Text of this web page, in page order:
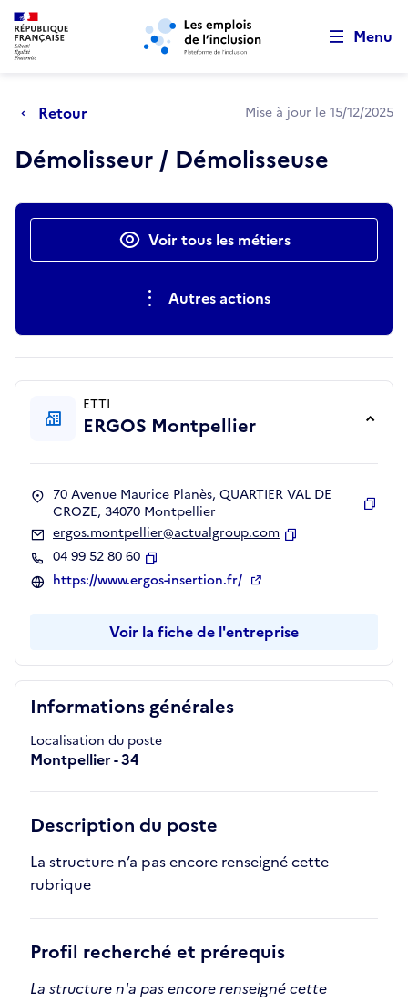
Aller au menu principal Aller au contenu principal
Menu
Retour Mise à jour le 15/12/2025
Démolisseur / Démolisseuse
Actions rapidesVoir tous les métiers
Autres actions
Informations générales
Localisation du poste
Montpellier - 34
Description du poste
La structure n’a pas encore renseigné cette
rubrique
Profil recherché et prérequis
La structure n'a pas encore renseigné cette
ETTI
ERGOS Montpellier
70 Avenue Maurice Planès, QUARTIER VAL DE
CROZE, 34070 Montpellier
ergos.montpellier@actualgroup.com
04 99 52 80 60
Copier
https://www.ergos-insertion.fr/
Voir la fiche de l'entreprise
Retour au début de la page
Panneau de gestion des cookies